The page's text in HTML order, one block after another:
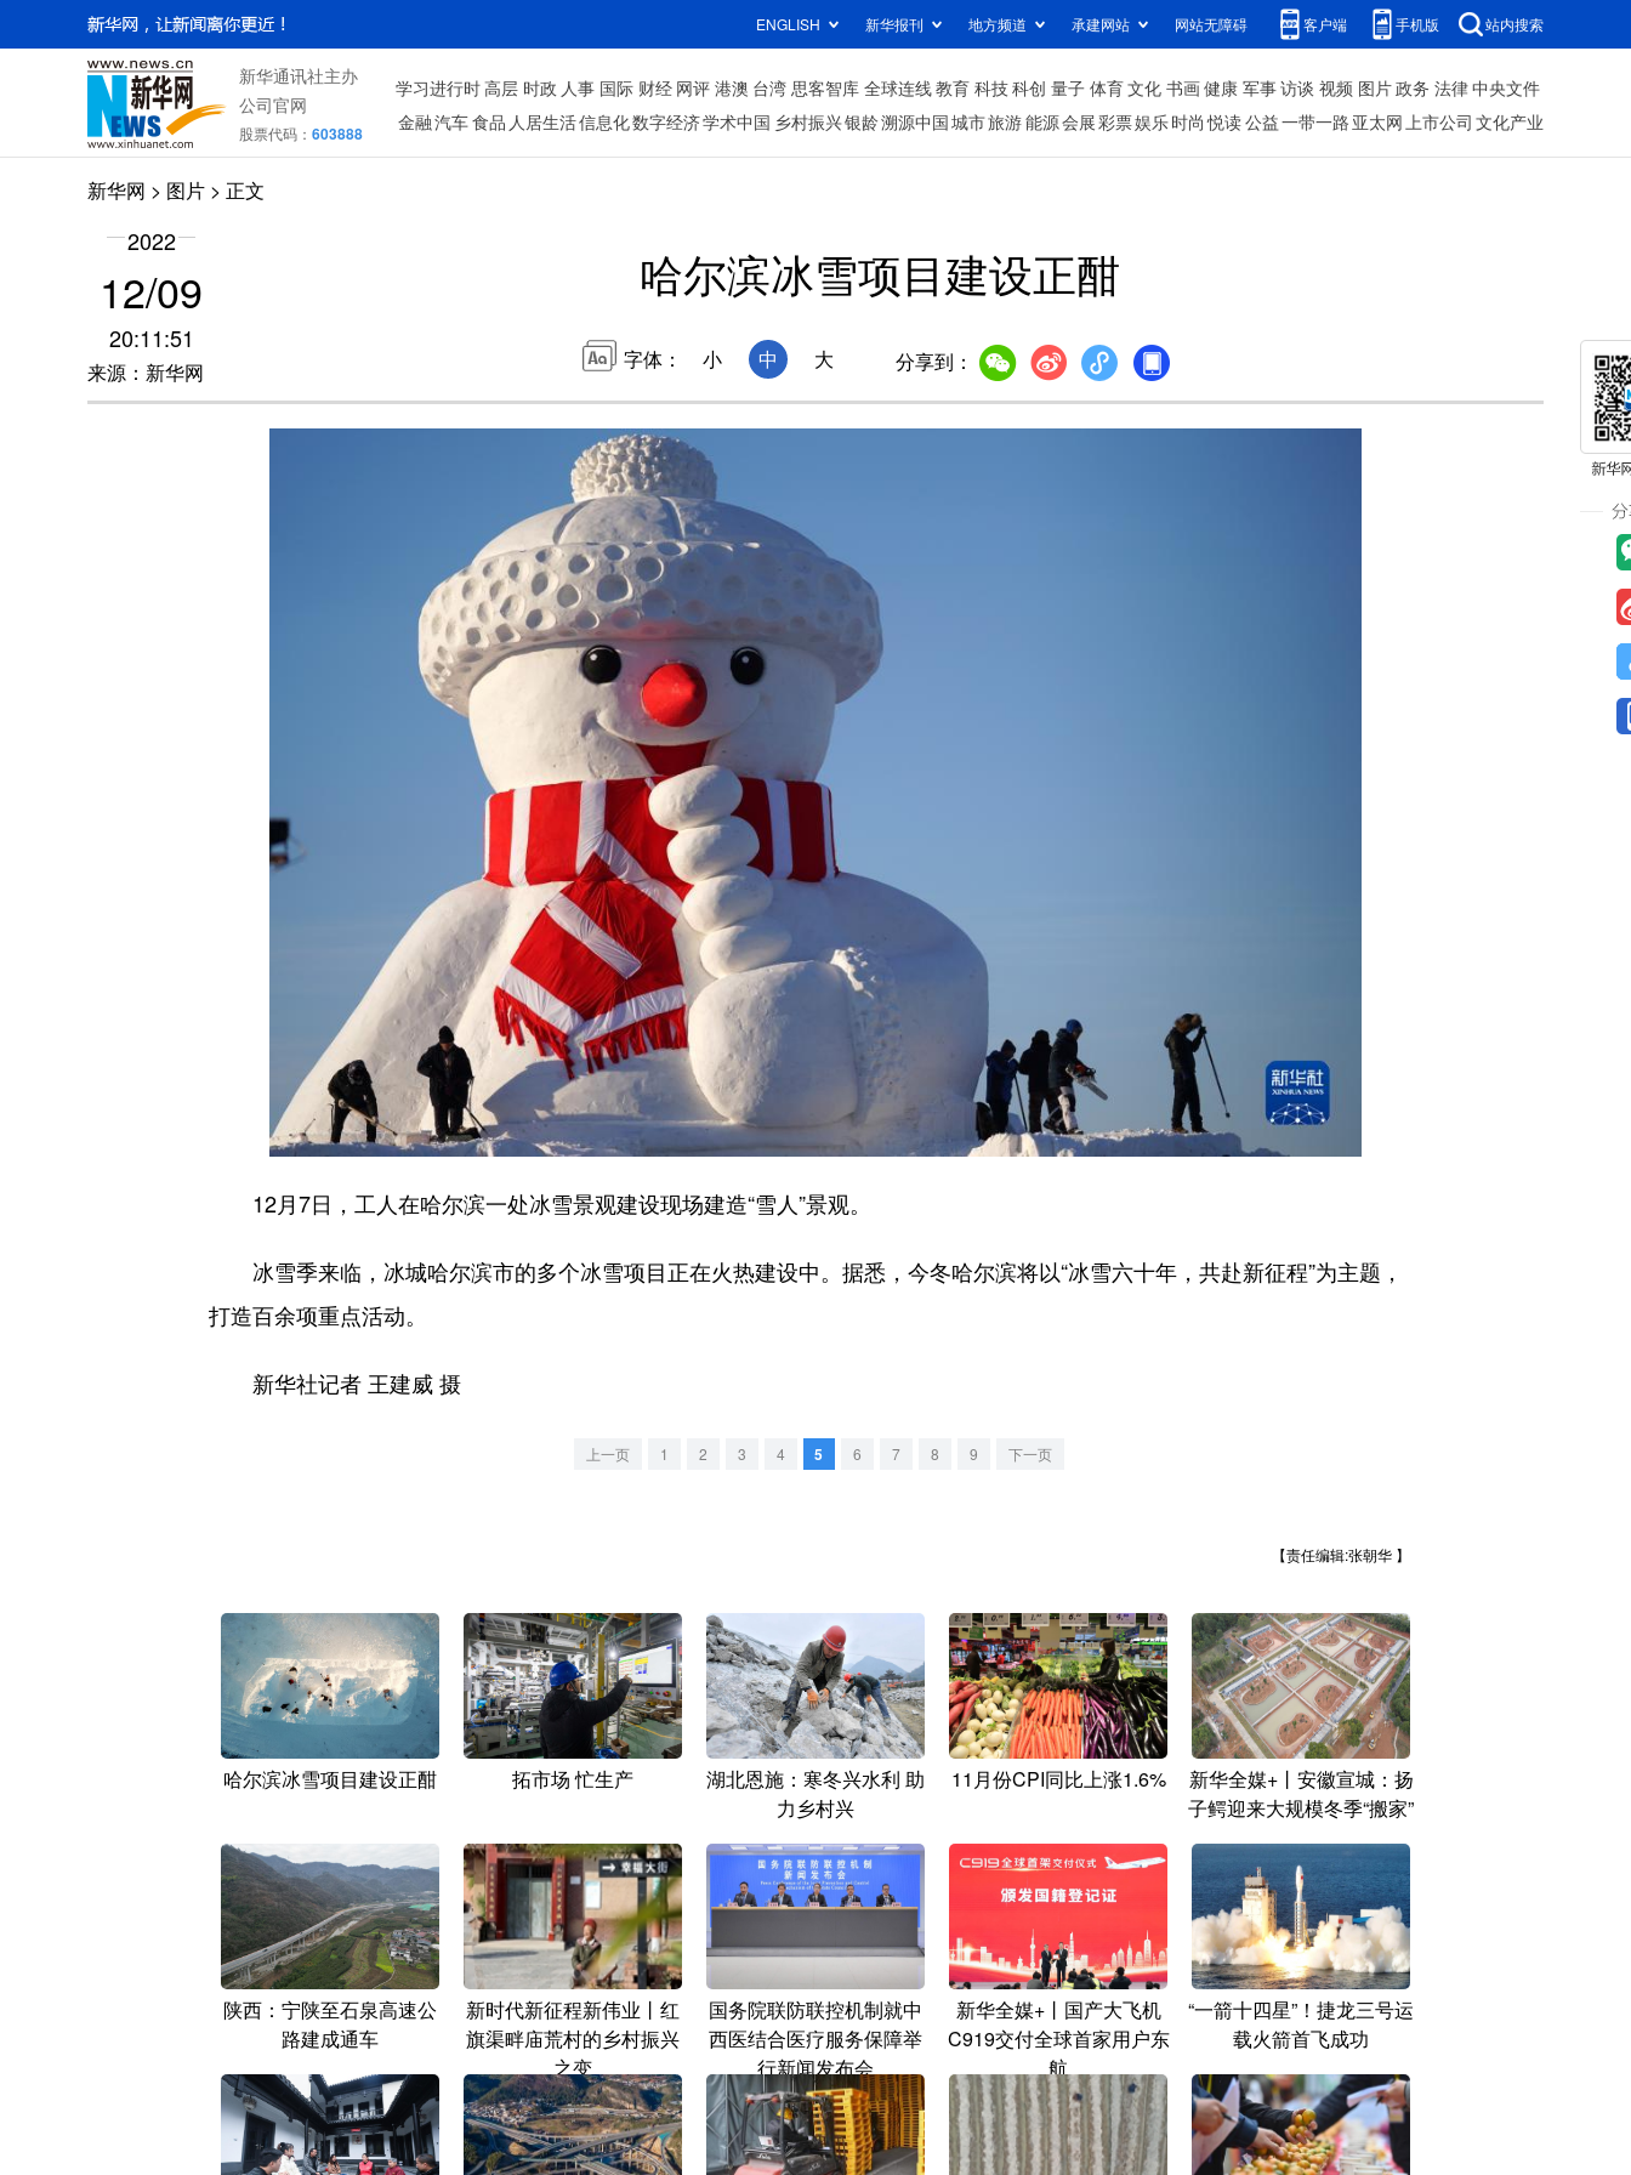
ENGLISH 新华报刊 地方频道 承建网站 网站无障碍 客户端 手机版 站内搜索
新华通讯社主办
公司官网
股票代码： 603888
学习进行时高层 时政 人事 国际 财经 网评 港澳 台湾 思客智库 全球连线教育 科技科创 量子 体育文化 书画健康 军事访谈 视频 图片政务 法律中央文件
金融汽车食品 人居生活信息化数字经济学术中国 乡村振兴银龄溯源中国城市旅游能源会展彩票娱乐时尚 悦读公益一带一路 亚太网上市公司 文化产业
新华网 > 图片 > 正文
2022
12/09
20:11:51
来源：新华网
哈尔滨冰雪项目建设正酣
字体： 小 中 大 分享到：
12月7日，工人在哈尔滨一处冰雪景观建设现场建造“雪人”景观。
冰雪季来临，冰城哈尔滨市的多个冰雪项目正在火热建设中。据悉，今冬哈尔滨将以“冰雪六十年，共赴新征程”为主题，
打造百余项重点活动。
新华社记者 王建威 摄
上一页 1 2 3 4 5 6 7 8 9 下一页
【责任编辑:张朝华 】
哈尔滨冰雪项目建设正酣 拓市场 忙生产
湖北恩施：寒冬兴水利 助
力乡村兴
11月份CPI同比上涨1.6%
新华全媒+丨安徽宣城：扬
子鳄迎来大规模冬季“搬家”
陕西：宁陕至石泉高速公
路建成通车
新时代新征程新伟业丨红
旗渠畔庙荒村的乡村振兴
之变
国务院联防联控机制就中
西医结合医疗服务保障举
行新闻发布会
新华全媒+丨国产大飞机
C919交付全球首家用户东
航
“一箭十四星”！捷龙三号运
载火箭首飞成功